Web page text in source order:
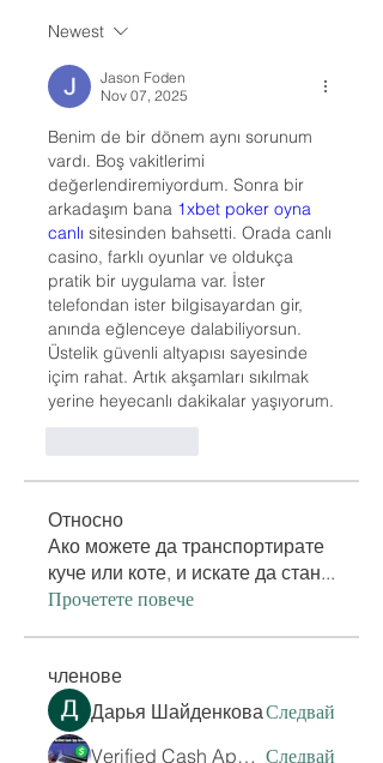
Newest
Jason Foden
Nov 07, 2025
Benim de bir dönem aynı sorunum
vardı. Boş vakitlerimi
değerlendiremiyordum. Sonra bir
arkadaşım bana 1xbet poker oyna
canlı sitesinden bahsetti. Orada canlı
casino, farklı oyunlar ve oldukça
pratik bir uygulama var. İster
telefondan ister bilgisayardan gir,
anında eğlenceye dalabiliyorsun.
Üstelik güvenli altyapısı sayesinde
içim rahat. Artık akşamları sıkılmak
yerine heyecanlı dakikalar yaşıyorum.
Относно
Ако можете да транспортирате
куче или коте, и искате да стан...
Прочетете повече
членове
Дарья ШайденковаСледвай
Verified Cash App Accounts Следвай